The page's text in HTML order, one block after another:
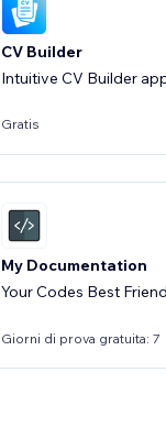
CV Builder
Intuitive CV Builder
Gratis
My Documentation
Your Codes Best Friend
Giorni di prova gratuita: 7